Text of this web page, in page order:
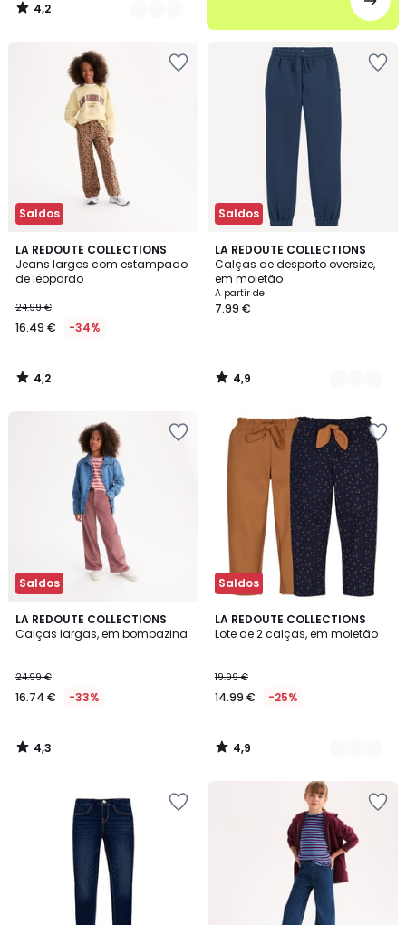
4,2
/
Saldos
LA REDOUTE COLLECTIONS
Jeans largos com estampado
de leopardo
24.99 €
16.49 € -34%
4,2
/ 5
4,2
/
Saldos
LA REDOUTE COLLECTIONS
Calças de desporto oversize,
em moletão
A partir de
7.99 €
4,9
/ 5
7
Cores
4,9
/
Saldos
LA REDOUTE COLLECTIONS
Calças largas, em bombazina
24.99 €
16.74 € -33%
4,3
/ 5
4,3
/
Saldos
LA REDOUTE COLLECTIONS
Lote de 2 calças, em moletão
19.99 €
14.99 € -25%
4,9
/ 5
2
Cores
4,9
/